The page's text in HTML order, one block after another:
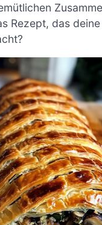
Rezept, das